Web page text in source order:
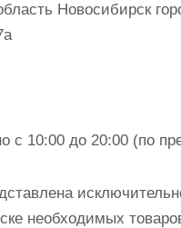
Новосибирск
с 10:00 до 20:00 (по
необходимых